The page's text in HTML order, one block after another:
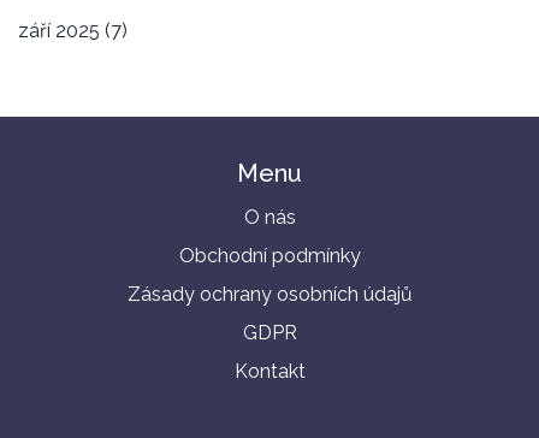
září 2025 (7)
Menu
O nás
Obchodní podmínky
Zásady ochrany osobních údajů
GDPR
Kontakt